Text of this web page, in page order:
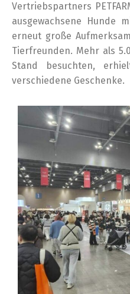
Vertriebspartners
ausgewachsene Hunde
erneut große
Tierfreunden. Mehr als
Stand besuchten,
verschiedene Geschenke.